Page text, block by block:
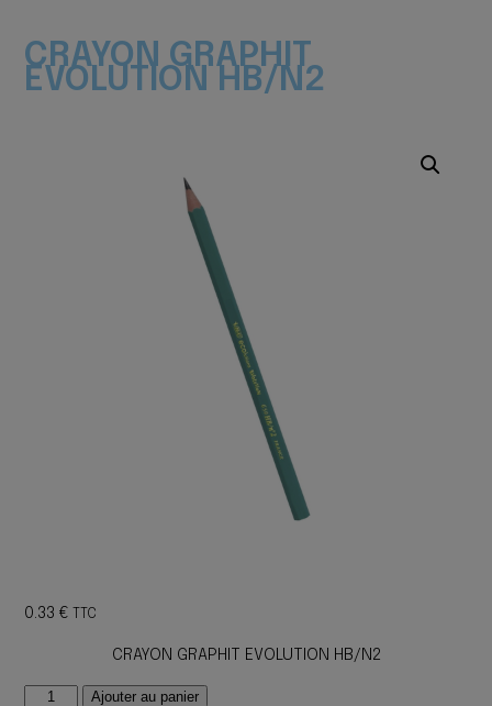
CRAYON GRAPHIT
EVOLUTION HB/N2
0.33€ TTC
CRAYON GRAPHIT EVOLUTION HB/N2
quantité Ajouter au panier